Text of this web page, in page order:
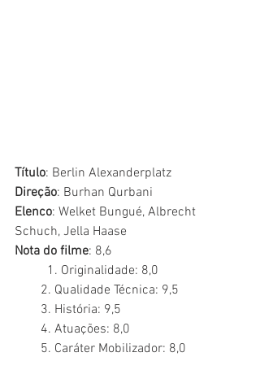
Título: Berlin Alexanderplatz
Direção: Burhan Qurbani
Elenco: Welket Bungué, Albrecht
Schuch, Jella Haase
Nota do filme: 8,6
	1. Originalidade: 8,0
        2. Qualidade Técnica: 9,5
        3. História: 9,5
        4. Atuações: 8,0
        5. Caráter Mobilizador: 8,0